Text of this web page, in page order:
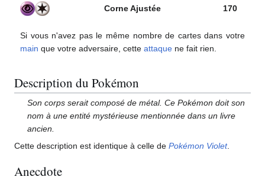
Corne Ajustée 170
Si vous n'avez pas le même nombre de cartes dans votre
main que votre adversaire, cette attaque ne fait rien.
Description du Pokémon
Son corps serait composé de métal. Ce Pokémon doit son
nom à une entité mystérieuse mentionnée dans un livre
ancien.
Cette description est identique à celle de Pokémon Violet.
Anecdote